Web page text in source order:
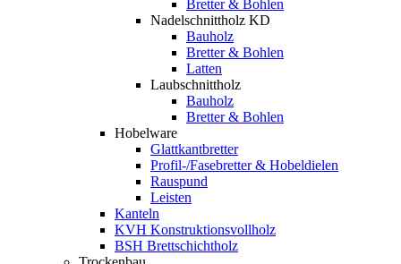
Bretter & Bohlen
Nadelschnittholz KD
Bauholz
Bretter & Bohlen
Latten
Laubschnittholz
Bauholz
Bretter & Bohlen
Hobelware
Glattkantbretter
Profil-/Fasebretter & Hobeldielen
Rauspund
Leisten
Kanteln
KVH Konstruktionsvollholz
BSH Brettschichtholz